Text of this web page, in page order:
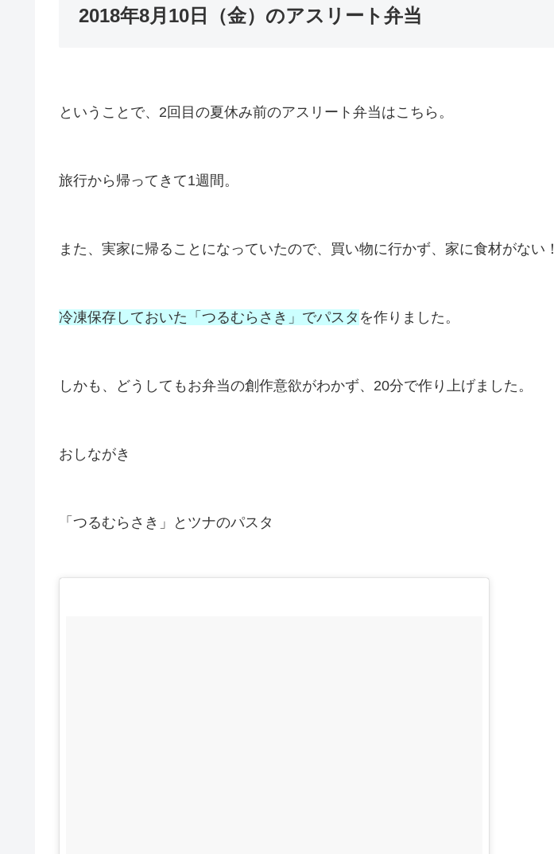
2018年8月10日（金）のアスリート弁当
ということで、2回目の夏休み前のアスリート弁当はこちら。
旅行から帰ってきて1週間。
また、実家に帰ることになっていたので、買い物に行かず、家に食材がない！
冷凍保存しておいた「つるむらさき」でパスタ を作りました。
しかも、どうしてもお弁当の創作意欲がわかず、20分で作り上げました。
おしながき
「つるむらさき」とツナのパスタ